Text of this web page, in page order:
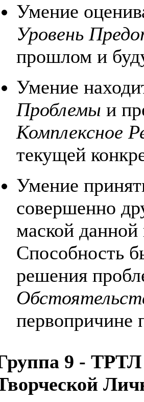
Умение
Уровень
прошлом и
Умение
Проблемы и
Комплексное
текущей
Умение
совершенно
маской
Способность
решения
первопричине
9 - ТРТЛ